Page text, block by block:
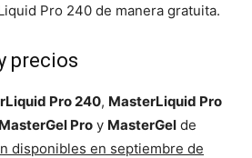
Pro 240 de manera gratuita.
precios
Pro 240, MasterLiquid Pro
MasterGel Pro y MasterGel de
disponibles en septiembre de